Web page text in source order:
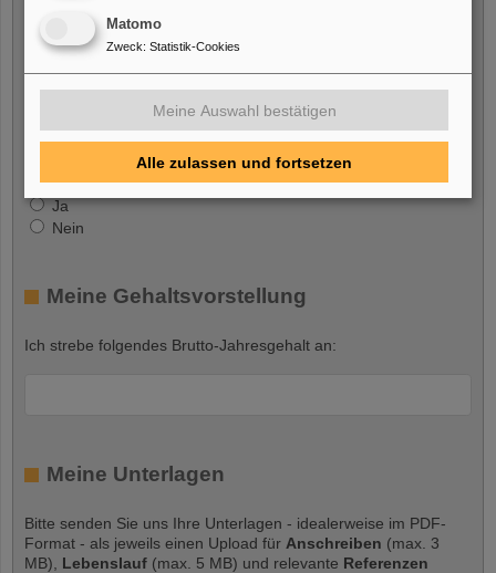
Ich bin/war beschäftigt bei
GSI GmbH
Nein
Ja
Nein
Meine Gehaltsvorstellung
Ich strebe folgendes Brutto-Jahresgehalt an:
Meine Unterlagen
Bitte senden Sie uns Ihre Unterlagen - idealerweise im PDF-
Format - als jeweils einen Upload für Anschreiben (max. 3
MB), Lebenslauf (max. 5 MB) und relevante Referenzen
Matomo
Zweck: Statistik-Cookies
Meine Auswahl bestätigen
Alle zulassen und fortsetzen